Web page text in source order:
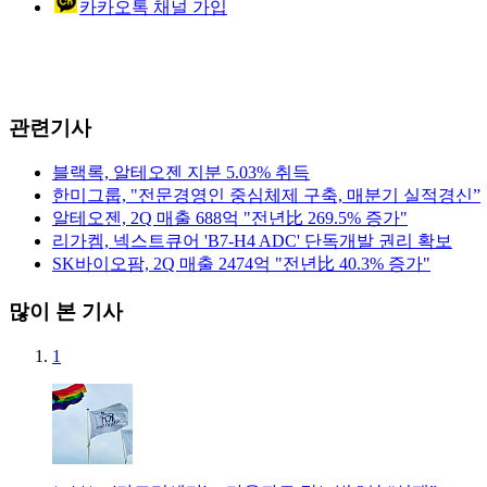
카카오톡 채널 가입
관련기사
블랙록, 알테오젠 지분 5.03% 취득
한미그룹, "전문경영인 중심체제 구축, 매분기 실적경신”
알테오젠, 2Q 매출 688억 "전년比 269.5% 증가"
리가켐, 넥스트큐어 'B7-H4 ADC' 단독개발 권리 확보
SK바이오팜, 2Q 매출 2474억 "전년比 40.3% 증가"
많이 본 기사
1